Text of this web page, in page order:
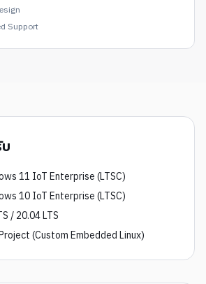
Support
11 IoT Enterprise (LTSC)
10 IoT Enterprise (LTSC)
/ 20.04 LTS
(Custom Embedded Linux)